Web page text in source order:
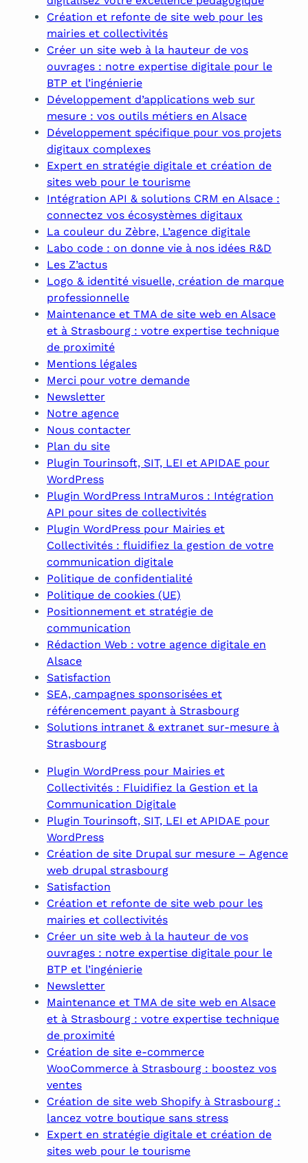
Création et refonte de site web pour les
mairies et collectivités
Créer un site web à la hauteur de vos
ouvrages : notre expertise digitale pour le
BTP et l’ingénierie
Développement d’applications web sur
mesure : vos outils métiers en Alsace
Développement spécifique pour vos projets
digitaux complexes
Expert en stratégie digitale et création de
sites web pour le tourisme
Intégration API & solutions CRM en Alsace :
connectez vos écosystèmes digitaux
La couleur du Zèbre, L’agence digitale
Labo code : on donne vie à nos idées R&D
Les Z’actus
Logo & identité visuelle, création de marque
professionnelle
Maintenance et TMA de site web en Alsace
et à Strasbourg : votre expertise technique
de proximité
Mentions légales
Merci pour votre demande
Newsletter
Notre agence
Nous contacter
Plan du site
Plugin Tourinsoft, SIT, LEI et APIDAE pour
WordPress
Plugin WordPress IntraMuros : Intégration
API pour sites de collectivités
Plugin WordPress pour Mairies et
Collectivités : fluidifiez la gestion de votre
communication digitale
Politique de confidentialité
Politique de cookies (UE)
Positionnement et stratégie de
communication
Rédaction Web : votre agence digitale en
Alsace
Satisfaction
SEA, campagnes sponsorisées et
référencement payant à Strasbourg
Solutions intranet & extranet sur-mesure à
Strasbourg
Plugin WordPress pour Mairies et
Collectivités : Fluidifiez la Gestion et la
Communication Digitale
Plugin Tourinsoft, SIT, LEI et APIDAE pour
WordPress
Création de site Drupal sur mesure – Agence
web drupal strasbourg
Satisfaction
Création et refonte de site web pour les
mairies et collectivités
Créer un site web à la hauteur de vos
ouvrages : notre expertise digitale pour le
BTP et l’ingénierie
Newsletter
Maintenance et TMA de site web en Alsace
et à Strasbourg : votre expertise technique
de proximité
Création de site e-commerce
WooCommerce à Strasbourg : boostez vos
ventes
Création de site web Shopify à Strasbourg :
lancez votre boutique sans stress
Expert en stratégie digitale et création de
sites web pour le tourisme